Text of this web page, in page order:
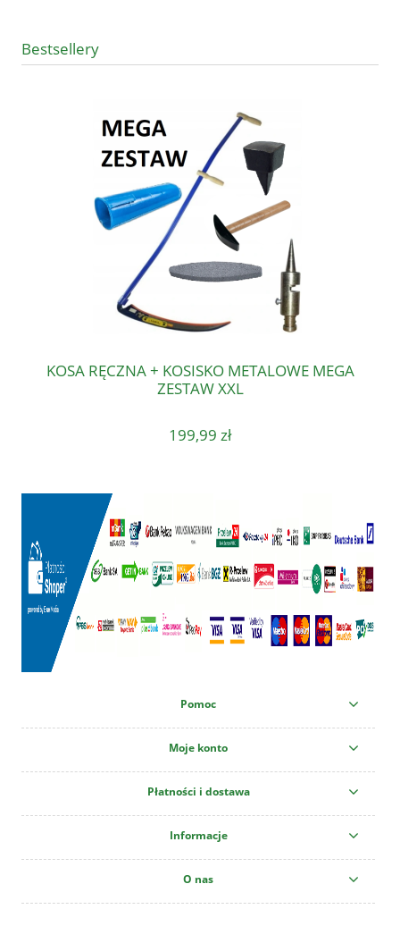
Bestsellery
KOSA RĘCZNA + KOSISKO METALOWE MEGA
ZESTAW XXL
199,99 zł
Pomoc
Moje konto
Płatności i dostawa
Informacje
O nas